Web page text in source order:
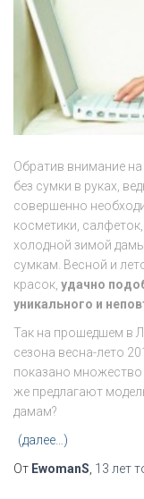
Обратив внимание
без сумки в руках,
совершенно
косметики,
холодной зимой
сумкам. Весной и
красок, удачно
уникального и
Так на прошедшем в
сезона весна-лето
показано множество
же предлагают
дамам?
(далее…)
От EwomanS 13 лет